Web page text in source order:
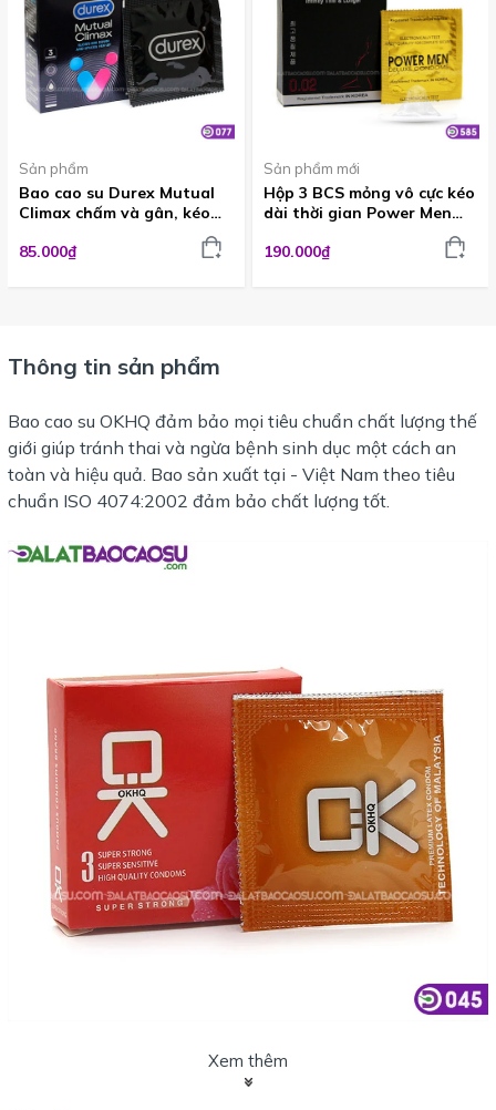
Sản phẩm
Bao cao su Durex Mutual
Climax chấm và gân, kéo
dài thời gian (3 cái) BCS077
85.000₫
Sản phẩm mới
Hộp 3 BCS mỏng vô cực kéo
dài thời gian Power Men
190.000₫
Thông tin sản phẩm
Bao cao su OKHQ đảm bảo mọi tiêu chuẩn chất lượng thế
giới giúp tránh thai và ngừa bệnh sinh dục một cách an
toàn và hiệu quả. Bao sản xuất tại - Việt Nam theo tiêu
chuẩn ISO 4074:2002 đảm bảo chất lượng tốt.
Xem thêm